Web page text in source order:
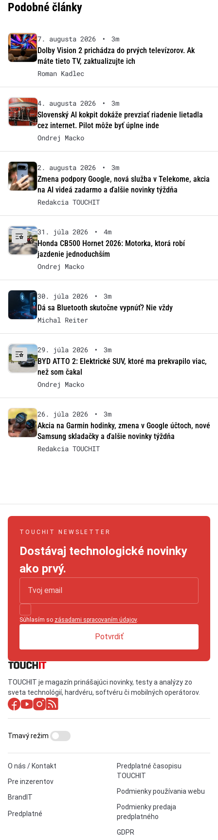
Podobné články
7. augusta 2026 •
3m
Dolby Vision 2 prichádza do prvých televízorov. Ak
máte tieto TV, zaktualizujte ich
Roman Kadlec
4. augusta 2026 •
3m
Slovenský AI kokpit dokáže prevziať riadenie lietadla
cez internet. Pilot môže byť úplne inde
Ondrej Macko
2. augusta 2026 •
3m
Zmena podpory Google, nová služba v Telekome, akcia
na AI videá zadarmo a ďalšie novinky týždňa
Redakcia TOUCHIT
31. júla 2026 •
4m
Honda CB500 Hornet 2026: Motorka, ktorá robí
jazdenie jednoduchším
Ondrej Macko
30. júla 2026 •
3m
Dá sa Bluetooth skutočne vypnúť? Nie vždy
Michal Reiter
29. júla 2026 •
3m
BYD ATTO 2: Elektrické SUV, ktoré ma prekvapilo viac,
než som čakal
Ondrej Macko
26. júla 2026 •
3m
Akcia na Garmin hodinky, zmena v Google účtoch, nové
Samsung skladačky a ďalšie novinky týždňa
Redakcia TOUCHIT
TOUCHIT NEWSLETTER
Dostávaj technologické novinky
ako prvý.
Súhlasím so zásadami spracovaním údajov.
Potvrdiť
TOUCHIT je magazín prinášajúci novinky, testy a analýzy zo
sveta technológií, hardvéru, softvéru či mobilných operátorov.
O nás / Kontakt
Pre inzerentov
BrandIT
Predplatné
Predplatné časopisu
TOUCHIT
Podmienky používania webu
Podmienky predaja
predplatného
GDPR
Tmavý režim